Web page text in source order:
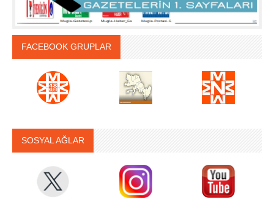
FACEBOOK GRUPLAR
SOSYAL AĞLAR